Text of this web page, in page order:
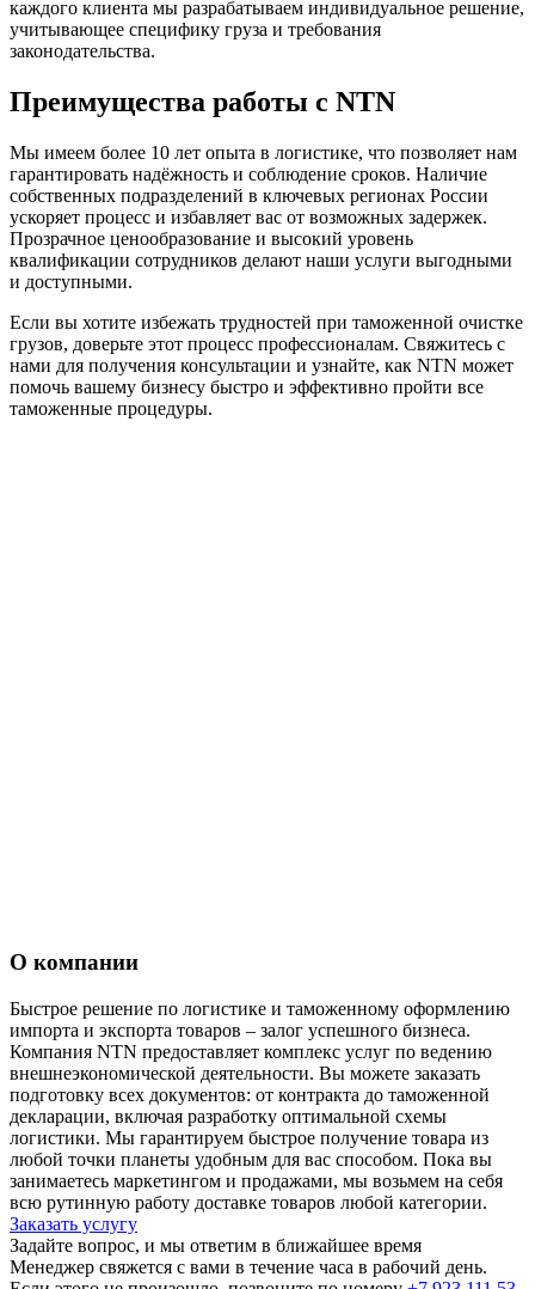
каждого клиента мы разрабатываем индивидуальное решение,
учитывающее специфику груза и требования
законодательства.
Преимущества работы с NTN
Мы имеем более 10 лет опыта в логистике, что позволяет нам
гарантировать надёжность и соблюдение сроков. Наличие
собственных подразделений в ключевых регионах России
ускоряет процесс и избавляет вас от возможных задержек.
Прозрачное ценообразование и высокий уровень
квалификации сотрудников делают наши услуги выгодными
и доступными.
Если вы хотите избежать трудностей при таможенной очистке
грузов, доверьте этот процесс профессионалам. Свяжитесь с
нами для получения консультации и узнайте, как NTN может
помочь вашему бизнесу быстро и эффективно пройти все
таможенные процедуры.
О компании
Быстрое решение по логистике и таможенному оформлению
импорта и экспорта товаров – залог успешного бизнеса.
Компания NTN предоставляет комплекс услуг по ведению
внешнеэкономической деятельности. Вы можете заказать
подготовку всех документов: от контракта до таможенной
декларации, включая разработку оптимальной схемы
логистики. Мы гарантируем быстрое получение товара из
любой точки планеты удобным для вас способом. Пока вы
занимаетесь маркетингом и продажами, мы возьмем на себя
всю рутинную работу доставке товаров любой категории.
Заказать услугу
Задайте вопрос, и мы ответим в ближайшее время
Менеджер свяжется с вами в течение часа в рабочий день.